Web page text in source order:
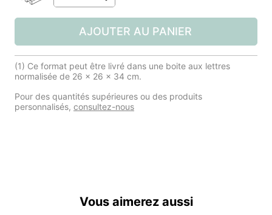
AJOUTER AU PANIER
(1) Ce format peut être livré dans une boite aux lettres
normalisée de 26 x 26 x 34 cm.
Pour des quantités supérieures ou des produits
personnalisés, consultez-nous
Vous aimerez aussi